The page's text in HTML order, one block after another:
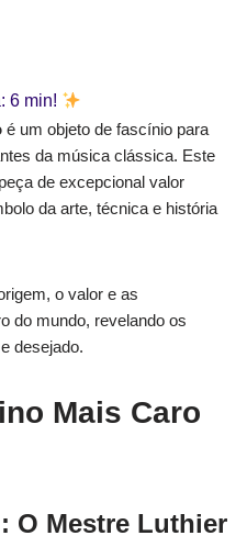
6 min!
é um objeto de fascínio para
da música clássica. Este
de excepcional valor
da arte, técnica e história
o valor e as
do mundo, revelando os
desejado.
Mais Caro
O Mestre Luthier